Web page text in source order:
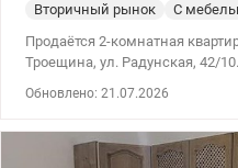
Вторичный рынок С
Продаётся 2-комнатная
Троещина, ул. Радунская, 42/
жилое состояние. Мебель и
Обновлено: 21.07.2026